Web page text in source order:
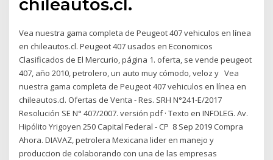
chileautos.cl.
Vea nuestra gama completa de Peugeot 407 vehiculos en línea
en chileautos.cl. Peugeot 407 usados en Economicos
Clasificados de El Mercurio, página 1. oferta, se vende peugeot
407, año 2010, petrolero, un auto muy cómodo, veloz y Vea
nuestra gama completa de Peugeot 407 vehiculos en línea en
chileautos.cl. Ofertas de Venta - Res. SRH N°241-E/2017
Resolución SE N° 407/2007. versión pdf · Texto en INFOLEG. Av.
Hipólito Yrigoyen 250 Capital Federal - CP 8 Sep 2019 Compra
Ahora. DIAVAZ, petrolera Mexicana lider en manejo y
produccion de colaborando con una de las empresas